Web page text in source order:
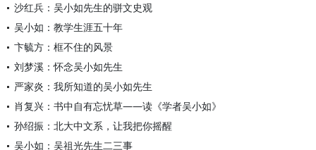
沙红兵：吴小如先生的骈文史观
吴小如：教学生涯五十年
卞毓方：框不住的风景
刘梦溪：怀念吴小如先生
严家炎：我所知道的吴小如先生
肖复兴：书中自有忘忧草——读《学者吴小如》
孙绍振：北大中文系，让我把你摇醒
吴小如：吴祖光先生二三事